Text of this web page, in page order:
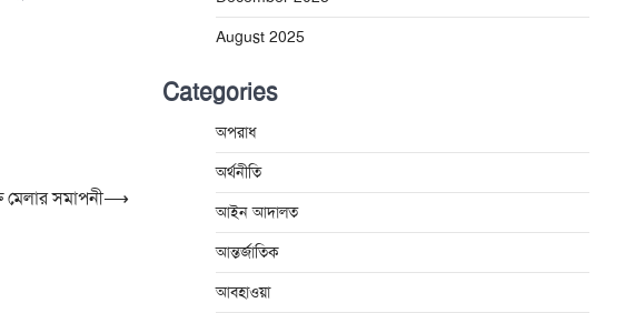
সমাপনী⟶
August 2025
Categories
অপরাধ
অর্থনীতি
আইন আদালত
আন্তর্জাতিক
আবহাওয়া